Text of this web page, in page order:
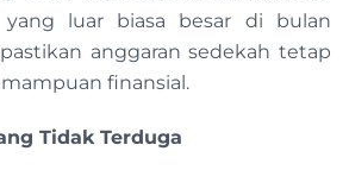
luar biasa besar di bulan
anggaran sedekah tetap
finansial.
Tidak Terduga